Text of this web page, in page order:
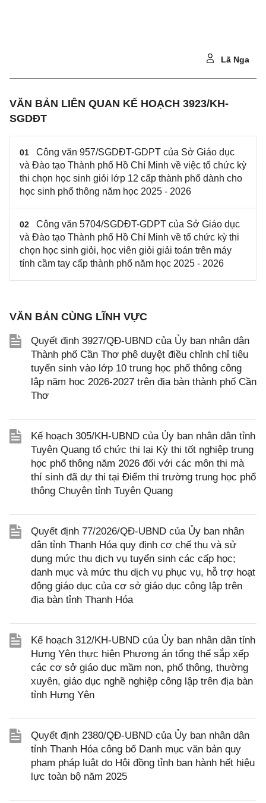
Lã Nga
VĂN BẢN LIÊN QUAN KẾ HOẠCH 3923/KH-
SGDĐT
01
Công văn 957/SGDĐT-GDPT của Sở Giáo dục
và Đào tạo Thành phố Hồ Chí Minh về việc tổ chức kỳ
thi chọn học sinh giỏi lớp 12 cấp thành phố dành cho
học sinh phổ thông năm học 2025 - 2026
02
Công văn 5704/SGDĐT-GDPT của Sở Giáo dục
và Đào tạo Thành phố Hồ Chí Minh về tổ chức kỳ thi
chọn học sinh giỏi, học viên giỏi giải toán trên máy
tính cầm tay cấp thành phố năm học 2025 - 2026
VĂN BẢN CÙNG LĨNH VỰC
Quyết định 3927/QĐ-UBND của Ủy ban nhân dân
Thành phố Cần Thơ phê duyệt điều chỉnh chỉ tiêu
tuyển sinh vào lớp 10 trung học phổ thông công
lập năm học 2026-2027 trên địa bàn thành phố Cần
Thơ
Kế hoạch 305/KH-UBND của Ủy ban nhân dân tỉnh
Tuyên Quang tổ chức thi lại Kỳ thi tốt nghiệp trung
học phổ thông năm 2026 đối với các môn thi mà
thí sinh đã dự thi tại Điểm thi trường trung học phổ
thông Chuyên tỉnh Tuyên Quang
Quyết định 77/2026/QĐ-UBND của Ủy ban nhân
dân tỉnh Thanh Hóa quy định cơ chế thu và sử
dụng mức thu dịch vụ tuyển sinh các cấp học;
danh mục và mức thu dịch vụ phục vụ, hỗ trợ hoạt
động giáo dục của cơ sở giáo dục công lập trên
địa bàn tỉnh Thanh Hóa
Kế hoạch 312/KH-UBND của Ủy ban nhân dân tỉnh
Hưng Yên thực hiện Phương án tổng thể sắp xếp
các cơ sở giáo dục mầm non, phổ thông, thường
xuyên, giáo dục nghề nghiệp công lập trên địa bàn
tỉnh Hưng Yên
Quyết định 2380/QĐ-UBND của Ủy ban nhân dân
tỉnh Thanh Hóa công bố Danh mục văn bản quy
phạm pháp luật do Hội đồng tỉnh ban hành hết hiệu
lực toàn bộ năm 2025